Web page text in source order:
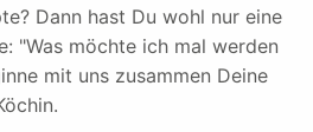
Dann hast Du wohl nur eine
"Was möchte ich mal werden
mit uns zusammen Deine